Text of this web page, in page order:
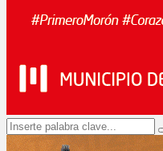
Search
for: